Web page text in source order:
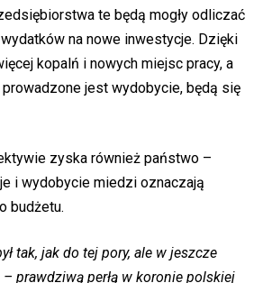
te będą mogły odliczać
na nowe inwestycje. Dzięki
kopalń i nowych miejsc pracy, a
jest wydobycie, będą się
zyska również państwo –
i wydobycie miedzi oznaczają
budżetu.
tak, jak do tej pory, ale w jeszcze
prawdziwą perłą w koronie polskiej